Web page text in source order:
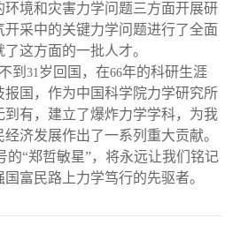
环境和灾害力学问题三方面开展研
开采中的关键力学问题进行了全面
这方面的一批人才。
到 31岁回国，在66年的科研生涯
报国，作为中国科学院力学研究所
到有，建立了爆炸力学学科，为我
济发展作出了一系列重大贡献。
的“郑哲敏星”，将永远让我们铭记
富民路上力学笃行的先驱者。